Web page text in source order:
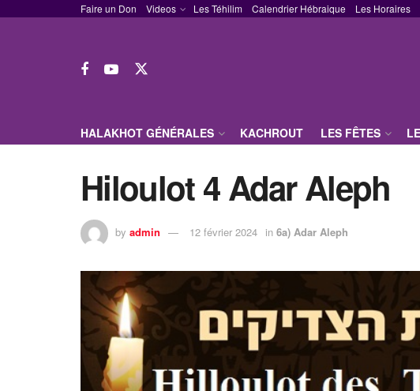
Faire un Don Videos Les Téhilim Calendrier Hébraique Les Horaires
HALAKHOT GÉNÉRALES KACHROUT LES FÊTES
Hiloulot 4 Adar Aleph
by admin 12 février 2024 in 6a) Adar Aleph